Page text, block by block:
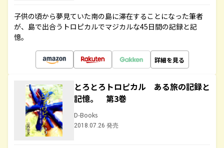
子供の頃から夢見ていた南の島に滞在することになった筆者
が、島で出合うトロピカルでマジカルな45日間の記録と記
憶。
詳細を見る
とろとろトロピカル ある旅の記録と
記憶。 第3巻
D-Books
2018.07.26 発売